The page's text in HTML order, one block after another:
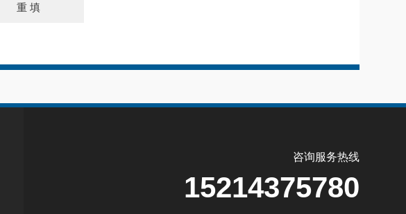
咨询服务热线
15214375780